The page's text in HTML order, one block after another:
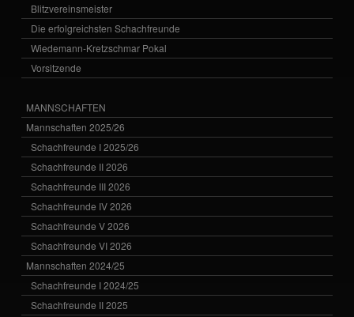
Blitzvereinsmeister
Die erfolgreichsten Schachfreunde
Wiedemann-Kretzschmar Pokal
Vorsitzende
MANNSCHAFTEN
Mannschaften 2025/26
Schachfreunde I 2025/26
Schachfreunde II 2026
Schachfreunde III 2026
Schachfreunde IV 2026
Schachfreunde V 2026
Schachfreunde VI 2026
Mannschaften 2024/25
Schachfreunde I 2024/25
Schachfreunde II 2025